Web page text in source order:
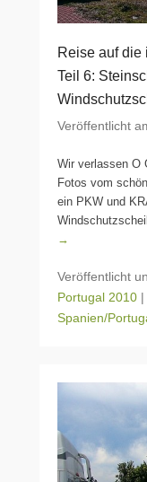
Reise auf die
Teil 6:
Veröffentlicht
Wir verlassen O
Fotos vom
ein PKW und
→
Veröffentlicht
Portugal 2010 |
Spanien/